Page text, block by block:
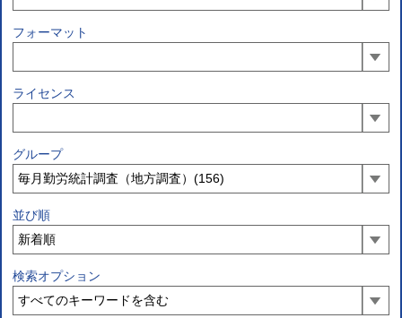
フォーマット
ライセンス
グループ
並び順
検索オプション